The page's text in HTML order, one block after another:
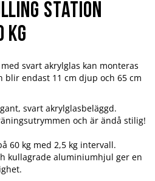
Station
kg
svart akrylglas kan monteras
blir endast 11 cm djup och 65 cm
svart akrylglasbeläggd.
och är ändå stilig!
60 kg med 2,5 kg intervall.
kullagrade aluminiumhjul ger en